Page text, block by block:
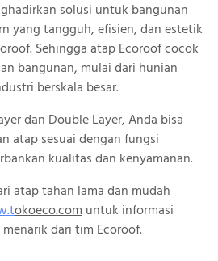
solusi untuk bangunan
yang tangguh, efisien, dan estetik
Sehingga atap Ecoroof cocok
bangunan, mulai dari hunian
berskala besar.
dan Double Layer, Anda bisa
atap sesuai dengan fungsi
kualitas dan kenyamanan.
atap tahan lama dan mudah
tokoeco.com untuk informasi
dari tim Ecoroof.